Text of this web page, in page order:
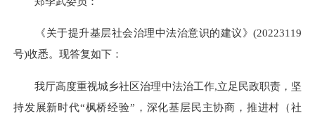
《关于提升基层社会治理中法治意识的建议》(20223119
号)收悉。现答复如下：
我厅高度重视城乡社区治理中法治工作,立足民政职责，坚
持发展新时代“枫桥经验”，深化基层民主协商，推进村（社